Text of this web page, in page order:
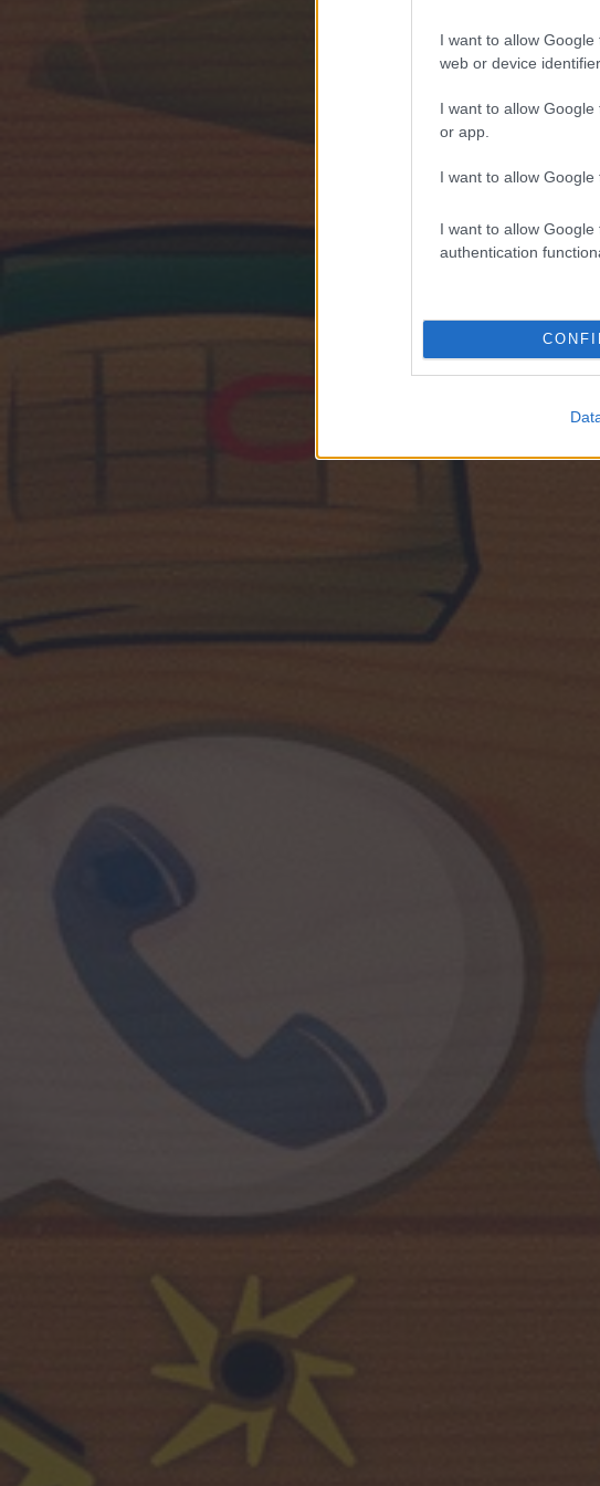
I want to allow
web or device
I want to allow
or app.
I want to allow
I want to allow
authentication